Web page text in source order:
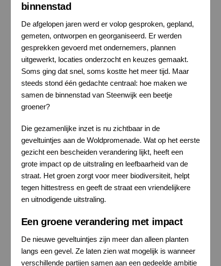
binnenstad
De afgelopen jaren werd er volop gesproken, gepland,
gemeten, ontworpen en georganiseerd. Er werden
gesprekken gevoerd met ondernemers, plannen
uitgewerkt, locaties onderzocht en keuzes gemaakt.
Soms ging dat snel, soms kostte het meer tijd. Maar
steeds stond één gedachte centraal: hoe maken we
samen de binnenstad van Steenwijk een beetje
groener?
Die gezamenlijke inzet is nu zichtbaar in de
geveltuintjes aan de Woldpromenade. Wat op het eerste
gezicht een bescheiden verandering lijkt, heeft een
grote impact op de uitstraling en leefbaarheid van de
straat. Het groen zorgt voor meer biodiversiteit, helpt
tegen hittestress en geeft de straat een vriendelijkere
en uitnodigende uitstraling.
Een groene verandering met impact
De nieuwe geveltuintjes zijn meer dan alleen planten
langs een gevel. Ze laten zien wat mogelijk is wanneer
verschillende partijen samen aan een gedeelde ambitie